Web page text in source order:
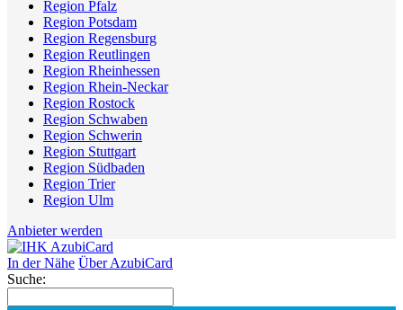
Region Pfalz
Region Potsdam
Region Regensburg
Region Reutlingen
Region Rheinhessen
Region Rhein-Neckar
Region Rostock
Region Schwaben
Region Schwerin
Region Stuttgart
Region Südbaden
Region Trier
Region Ulm
Anbieter werden
In der Nähe Über AzubiCard
Suche: